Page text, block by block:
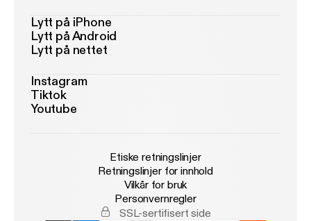
Lytt på iPhone
Lytt på Android
Lytt på nettet
Instagram
Tiktok
Youtube
Etiske retningslinjer
Retningslinjer for innhold
Vilkår for bruk
Personvernregler
SSL-sertifisert side